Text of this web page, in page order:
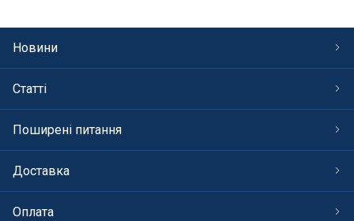
Новини
Статті
Поширені питання
Доставка
Оплата